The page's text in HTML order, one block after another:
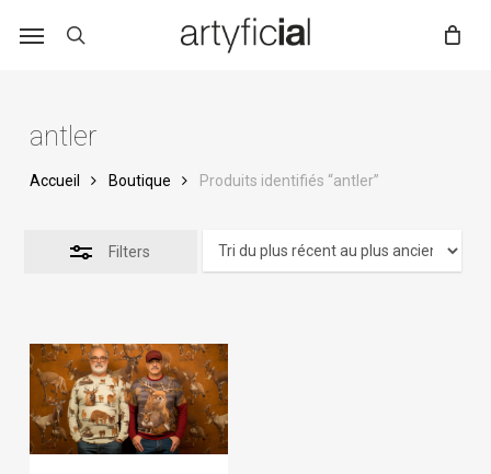
antler
Accueil Boutique Produits identifiés “antler”
Filters